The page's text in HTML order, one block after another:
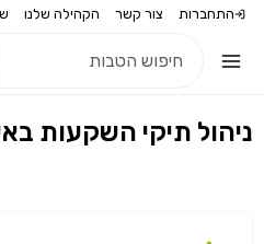
התחברות צור קשר הקהילה שלנו
חדש
ניהול תיקי השקעות